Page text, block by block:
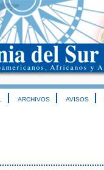
ARCHIVOS AVISOS